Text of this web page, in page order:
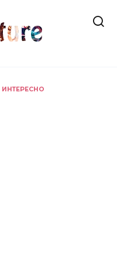
ИНТЕРЕСНО